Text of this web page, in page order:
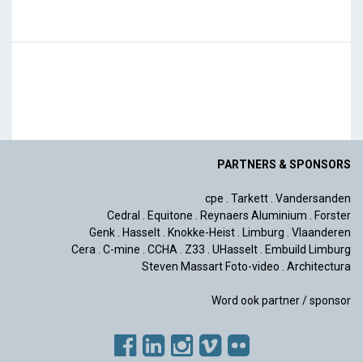
PARTNERS & SPONSORS
cpe Tarkett Vandersanden
Cedral
Equitone Reynaers Aluminium
Forster
Genk
Hasselt Knokke-Heist Limburg
Vlaanderen
Cera
C-mine CCHA Z33 UHasselt
Embuild Limburg
Steven Massart Foto-video
Architectura
Word ook partner / sponsor